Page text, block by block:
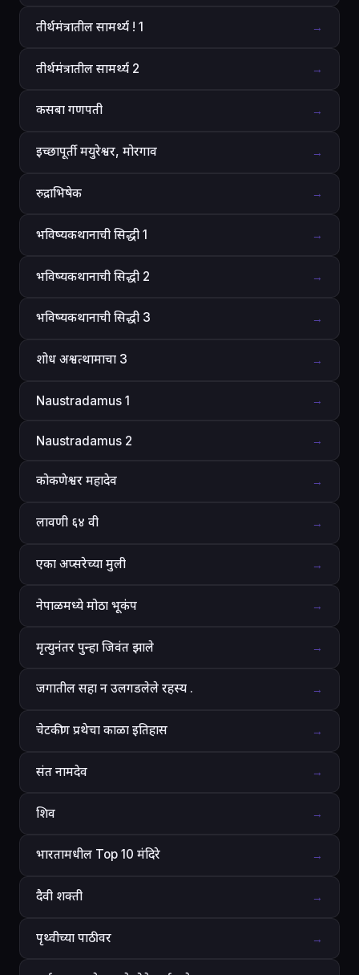
तीर्थमंत्रातील सामर्थ्य ! 1 →
तीर्थमंत्रातील सामर्थ्य 2 →
कसबा गणपती →
इच्छापूर्ती मयुरेश्वर, मोरगाव →
रुद्राभिषेक →
भविष्यकथानाची सिद्धी 1 →
भविष्यकथानाची सिद्धी 2 →
भविष्यकथानाची सिद्धी 3 →
शोध अश्वत्थामाचा 3 →
Naustradamus 1 →
Naustradamus 2 →
कोकणेश्वर महादेव →
लावणी ६४ वी →
एका अप्सरेच्या मुली →
नेपाळमध्ये मोठा भूकंप →
मृत्युनंतर पुन्हा जिवंत झाले →
जगातील सहा न उलगडलेले रहस्य . →
चेटकीण प्रथेचा काळा इतिहास →
संत नामदेव →
शिव →
भारतामधील Top 10 मंदिरे →
दैवी शक्ती →
पृथ्वीच्या पाठीवर →